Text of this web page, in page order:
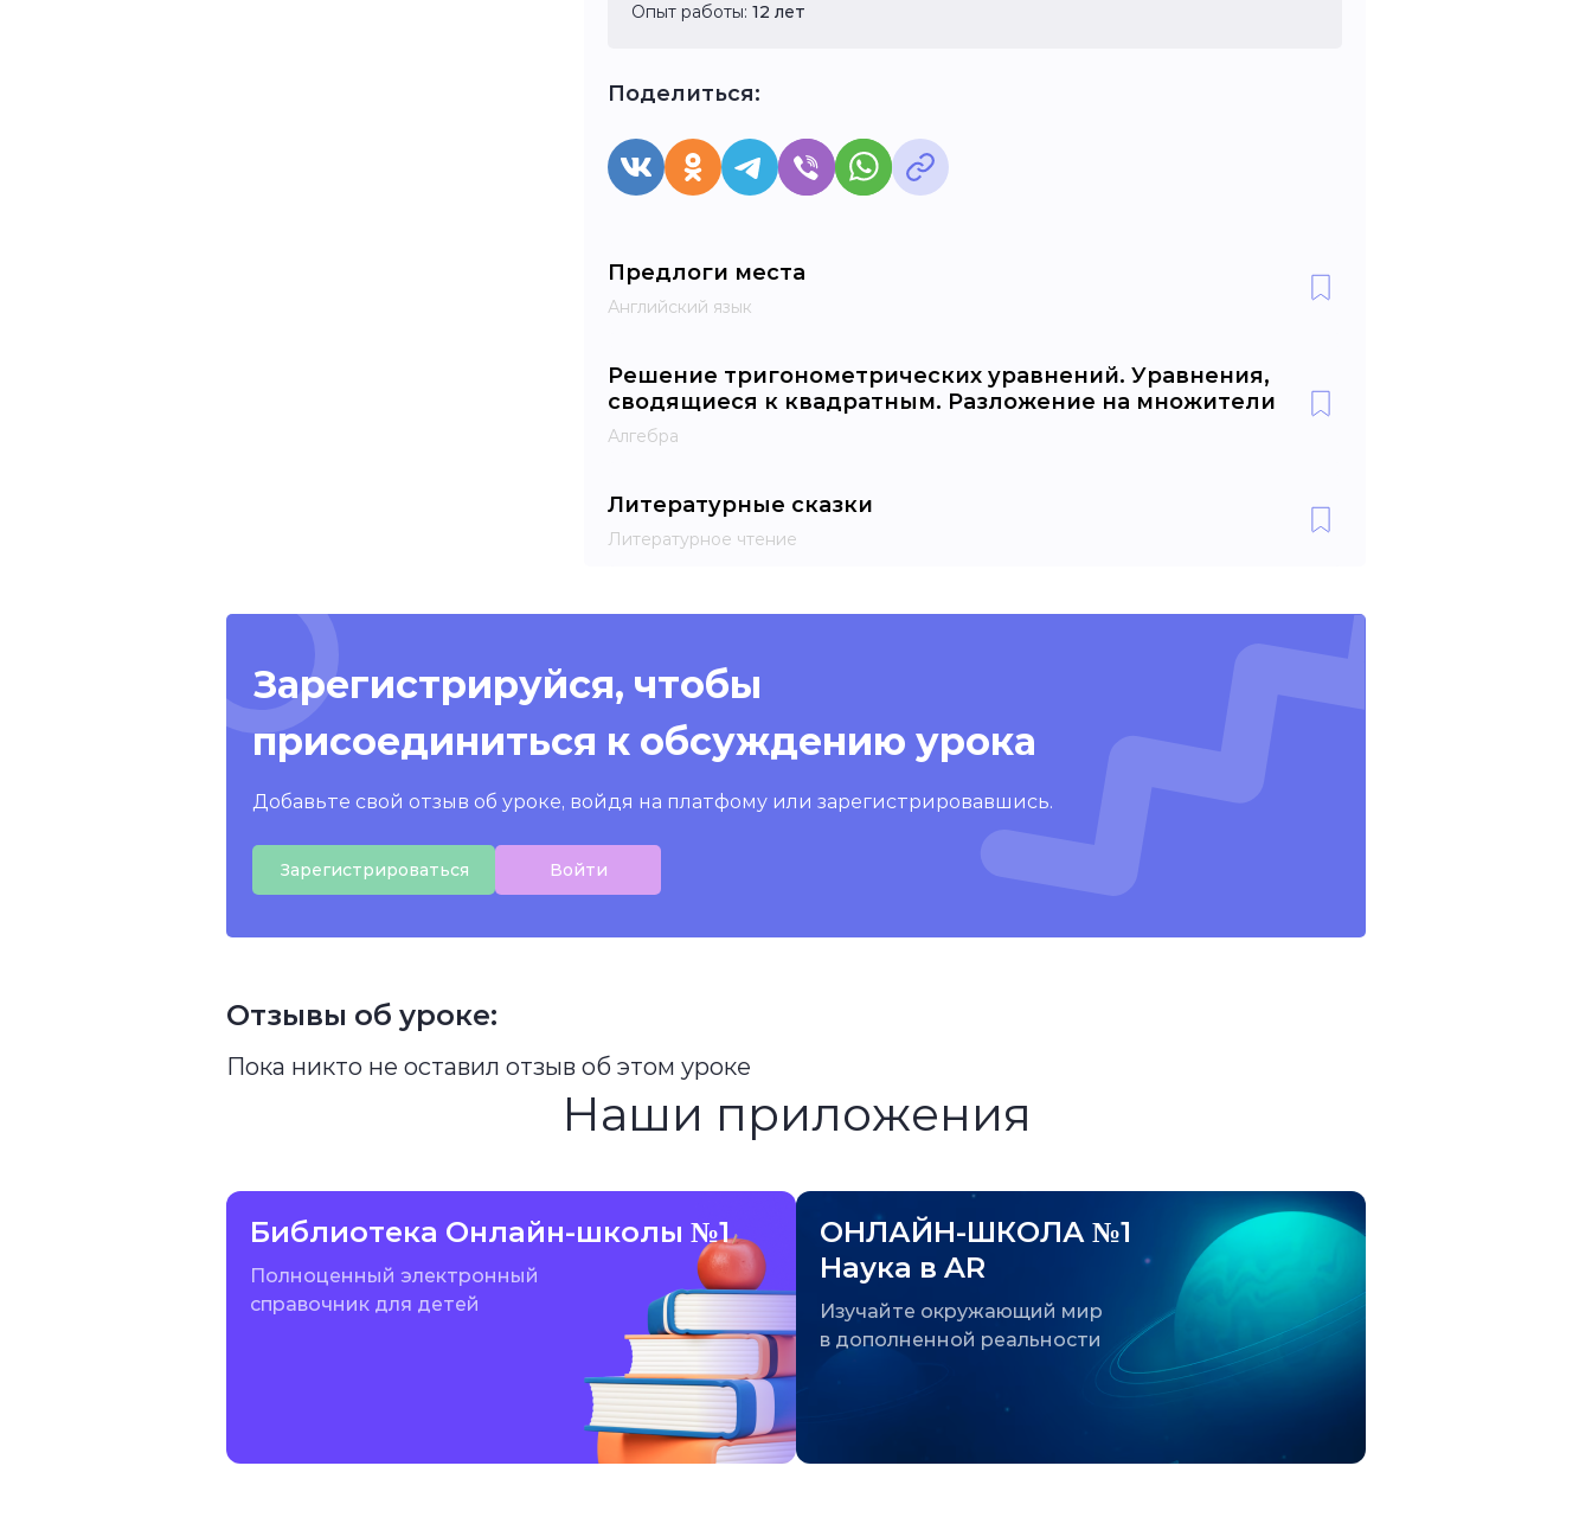
Опыт работы: 12 лет
Поделиться:
Предлоги места
Английский язык
Решение тригонометрических уравнений. Уравнения,
сводящиеся к квадратным. Разложение на множители
Алгебра
Литературные сказки
Литературное чтение
Зарегистрируйся, чтобы
присоединиться к обсуждению урока
Добавьте свой отзыв об уроке, войдя на платфому или зарегистрировавшись.
Зарегистрироваться Войти
Отзывы об уроке:
Пока никто не оставил отзыв об этом уроке
Наши приложения
Библиотека Онлайн-школы №1
Полноценный электронный
справочник для детей
ОНЛАЙН-ШКОЛА №1
Наука в AR
Изучайте окружающий мир
в дополненной реальности